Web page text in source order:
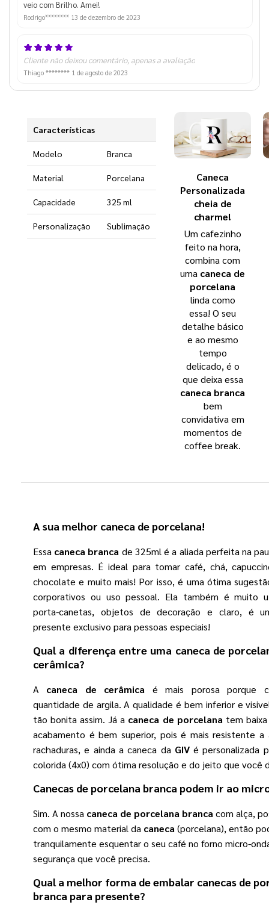
veio com Brilho. Amei!
Rodrigo******** 13 de dezembro de 2023
Cliente não deixou comentário, apenas a avaliação
Thiago ******** 1 de agosto de 2023
Características
Modelo Branca
Material Porcelana
Capacidade 325 ml
Personalização Sublimação
Caneca
Personalizada
cheia de
charme!
Um cafezinho
feito na hora,
combina com
uma caneca de
porcelana
linda como
essa! O seu
detalhe básico
e ao mesmo
tempo
delicado, é o
que deixa essa
caneca branca
bem
convidativa em
momentos de
coffee break.
A sua melhor caneca de porcelana!
Essa caneca branca de 325ml é a aliada perfeita na
em empresas. É ideal para tomar café, chá,
chocolate e muito mais! Por isso, é uma ótima
corporativos ou uso pessoal. Ela também é muito
porta-canetas, objetos de decoração e claro, é
presente exclusivo para pessoas especiais!
Qual a diferença entre uma caneca de
cerâmica?
A caneca de cerâmica é mais porosa porque
quantidade de argila. A qualidade é bem inferior e
tão bonita assim. Já a caneca de porcelanatem baixa
acabamento é bem superior, pois é mais resistente a
rachaduras, e ainda a caneca da GIVé personalizada
colorida (4x0) com ótima resolução e do jeito que você
Canecas de porcelana branca podem ir ao
Sim. A nossa caneca de porcelana brancacom alça,
com o mesmo material da caneca(porcelana), então
tranquilamente esquentar o seu café no forno micro-
segurança que você precisa.
Qual a melhor forma de embalar canecas de
branca para presente?